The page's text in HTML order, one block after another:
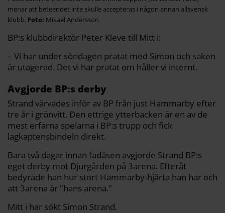
menar att beteendet inte skulle accepteras i någon annan allsvensk
klubb.
Mikael Andersson
BP:s klubbdirektör Peter Kleve till Mitt i:
– Vi har under söndagen pratat med Simon och saken
är utagerad. Det vi har pratat om håller vi internt.
Avgjorde BP:s derby
Strand värvades inför av BP från just Hammarby efter
tre år i grönvitt. Den ettrige ytterbacken är en av de
mest erfarna spelarna i BP:s trupp och fick
lagkaptensbindeln direkt.
Bara två dagar innan fadäsen avgjorde Strand BP:s
eget derby mot Djurgården på 3arena. Efteråt
bedyrade han hur stort Hammarby-hjärta han har och
att 3arena är "hans arena."
Mitt i har sökt Simon Strand.